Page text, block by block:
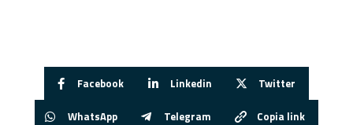
Facebook Linkedin Twitter
WhatsApp Telegram Copia link